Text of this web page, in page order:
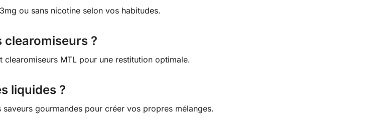
ou sans nicotine selon vos habitudes.
clearomiseurs ?
MTL pour une restitution optimale.
liquides ?
gourmandes pour créer vos propres mélanges.